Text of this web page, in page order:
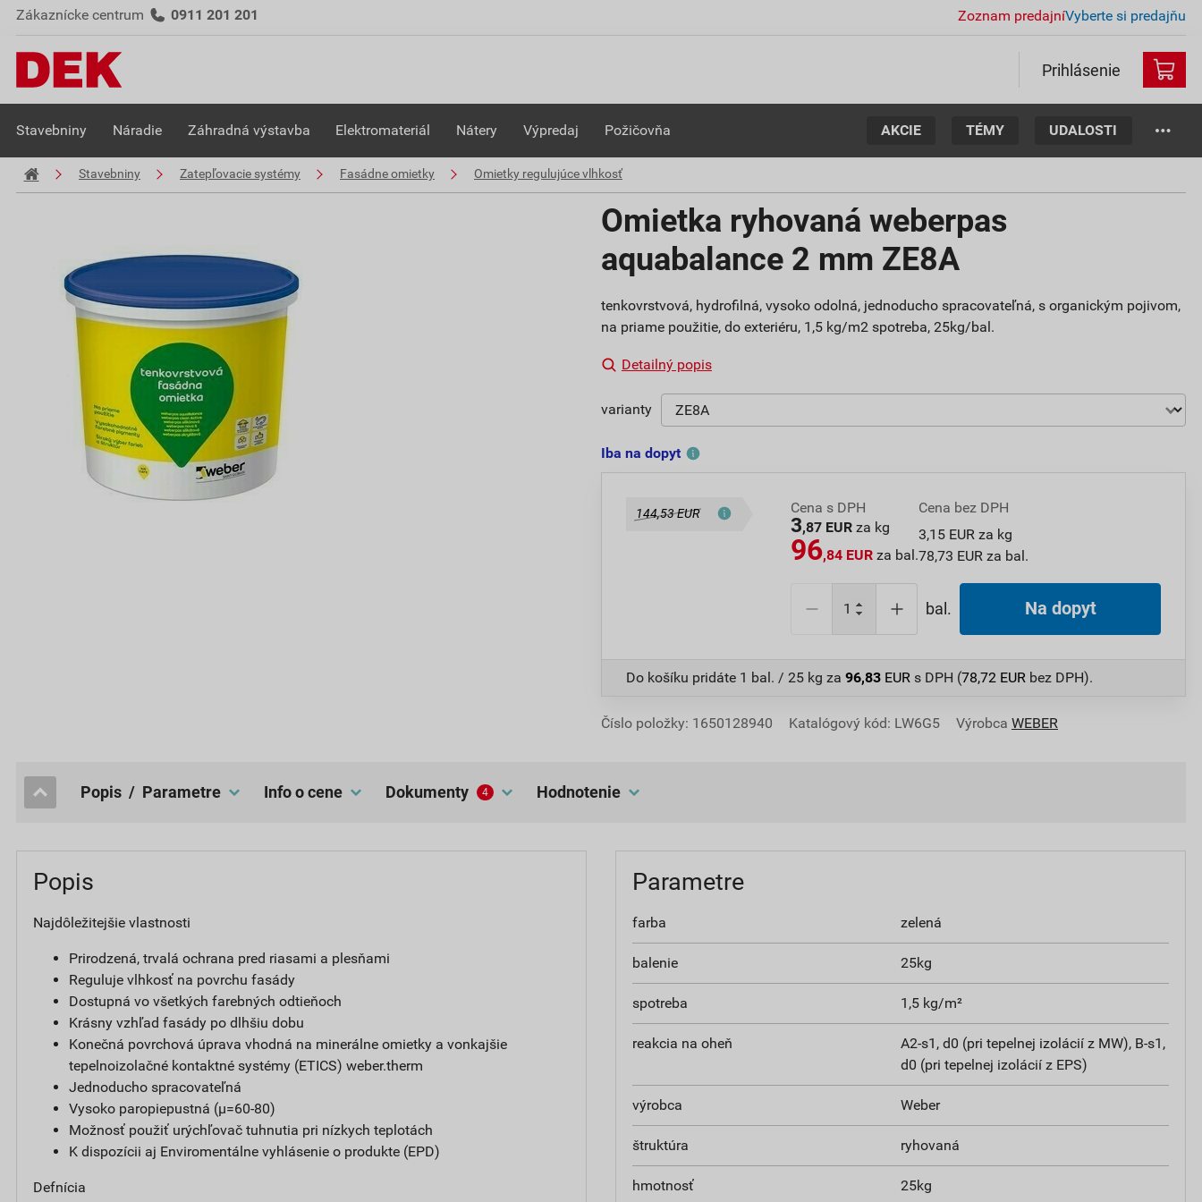
Zákaznícke centrum 0911 201 201 Zoznam predajníVyberte si predajňu
Prihlásenie
Stavebniny Náradie Záhradná výstavba Elektromateriál Nátery Výpredaj Požičovňa AKCIE TÉMY UDALOSTI
Stavebniny Zatepľovacie systémy Fasádne omietky Omietky regulujúce vlhkosť
Omietka ryhovaná weberpas
aquabalance 2 mm ZE8A
tenkovrstvová, hydrofilná, vysoko odolná, jednoducho spracovateľná, s organickým pojivom,
na priame použitie, do exteriéru, 1,5 kg/m2 spotreba, 25kg/bal.
Detailný popis
varianty
Iba na dopyt
144,53 EUR Cena s DPH
3,87 EUR za kg
96,84 EUR za bal.
Cena bez DPH
3,15 EUR za kg
78,73 EUR za bal.
bal. Na dopyt
Do košíku pridáte 1 bal. / 25 kg za 96,83 EUR s DPH (78,72 EUR bez DPH).
Číslo položky: 1650128940 Katalógový kód: LW6G5 Výrobca WEBER
popis / Parametre Info o cene dokumenty 4 hodnotenie
Popis
Najdôležitejšie vlastnosti
Prirodzená, trvalá ochrana pred riasami a plesňami
Reguluje vlhkosť na povrchu fasády
Dostupná vo všetkých farebných odtieňoch
Krásny vzhľad fasády po dlhšiu dobu
Konečná povrchová úprava vhodná na minerálne omietky a vonkajšie
tepelnoizolačné kontaktné systémy (ETICS) weber.therm
Jednoducho spracovateľná
Vysoko paropiepustná (µ=60-80)
Možnosť použiť urýchľovač tuhnutia pri nízkych teplotách
K dispozícii aj Enviromentálne vyhlásenie o produkte (EPD)
Defnícia
Parametre
farba zelená
balenie 25kg
spotreba 1,5 kg/m²
reakcia na oheň
A2-s1, d0 (pri tepelnej izolácií z MW), B-s1,
d0 (pri tepelnej izolácií z EPS)
výrobca Weber
štruktúra ryhovaná
hmotnosť 25kg